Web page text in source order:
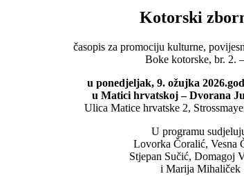
Kotorski
časopis za promociju kulturne,
Boke kotorske, br. 2.
u ponedjeljak, 9. ožujka
u Matici hrvatskoj – Dvorana
Ulica Matice hrvatske 2,
U programu
Lovorka Čoralić, Vesna
Stjepan Sučić, Domagoj
i Marija Mihaliček